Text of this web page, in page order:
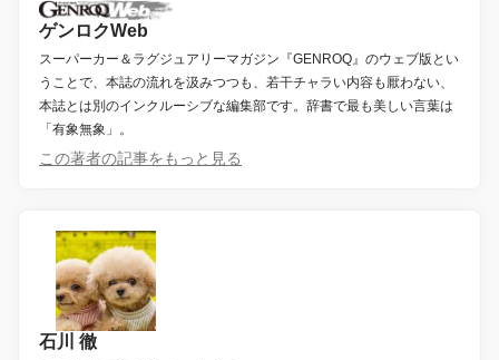
ゲンロクWeb
スーパーカー＆ラグジュアリーマガジン『GENROQ』のウェブ版とい
うことで、本誌の流れを汲みつつも、若干チャラい内容も厭わない、
本誌とは別のインクルーシブな編集部です。辞書で最も美しい言葉は
「有象無象」。
この著者の記事をもっと見る
石川 徹